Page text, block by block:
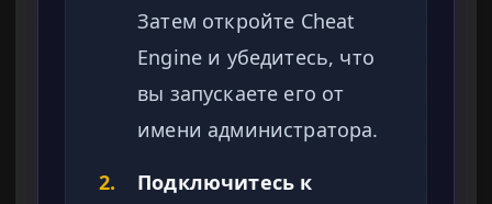
Затем откройте Cheat
Engine и убедитесь, что
вы запускаете его от
имени администратора.
2.
Подключитесь к